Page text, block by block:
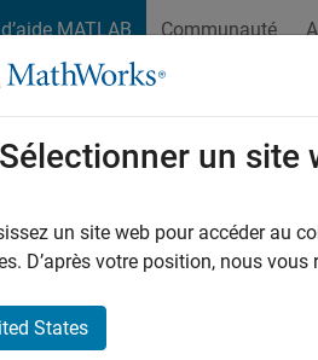
MATLAB Communauté
Sélectionner un site
un site web pour accéder au
D’après votre position, nous
States